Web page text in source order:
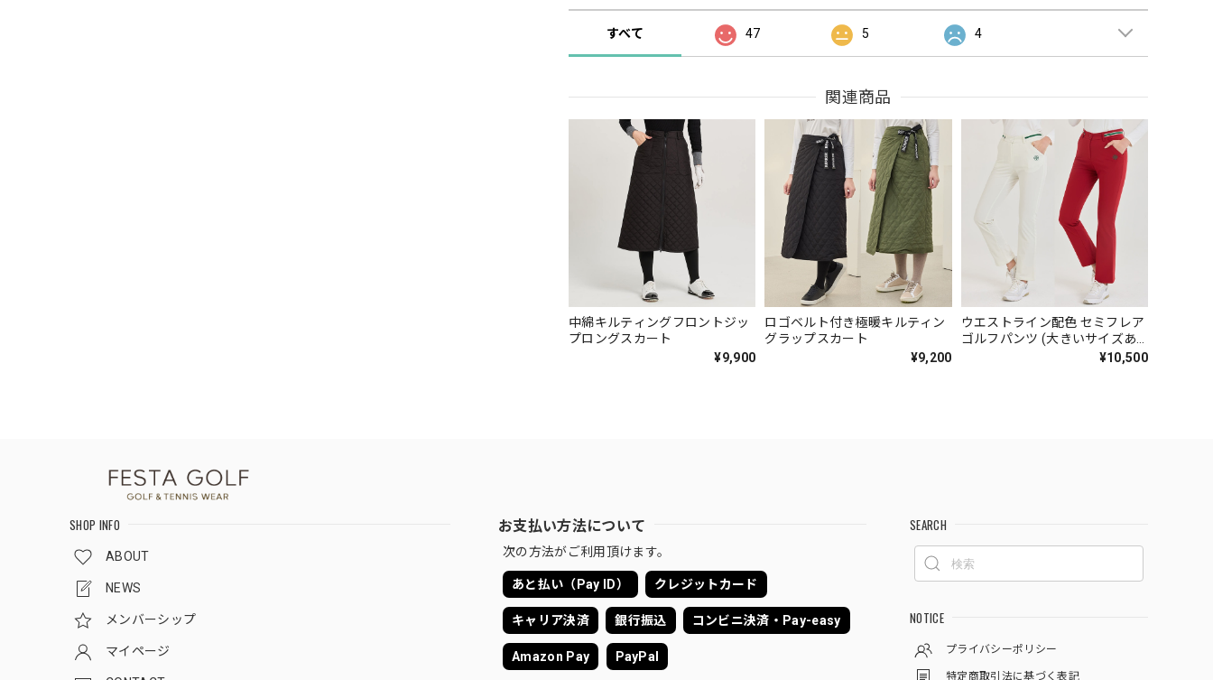
すべて 47 5 4
関連商品
中綿キルティングフロントジッ
プロングスカート
¥9,900
ロゴベルト付き極暖キルティン
グラップスカート
¥9,200
ウエストライン配色 セミフレア
ゴルフパンツ (大きいサイズあ
¥10,500
SHOP INFO
ABOUT
NEWS
メンバーシップ
マイページ
お支払い方法について
次の方法がご利用頂けます。
あと払い（Pay ID） クレジットカード
キャリア決済 銀行振込 コンビニ決済・Pay-easy
Amazon Pay PayPal
SEARCH
NOTICE
プライバシーポリシー
特定商取引法に基づく表記